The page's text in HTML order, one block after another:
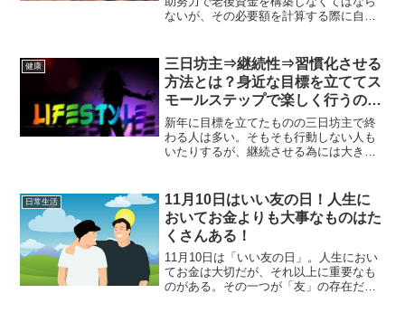
ないが、その必要額を計算する際に自分
るのが、寿命や余命を診断してくれるサ
イト/アプリである。
健康
三日坊主⇒継続性⇒習慣化させる
方法とは？身近な目標を立ててス
モールステップで楽しく行うのが
良いのでは？
新年に目標を立てたものの三日坊主で終
わる人は多い。そもそも行動しない人も
いたりするが、継続させる為には大きな
うした行動が習慣化となり難なく継続で
きるようになると思う。
日常生活
11月10日はいい友の日！人生に
おいてお金よりも大事なものはた
くさんある！
11月10日は「いい友の日」。人生におい
てお金は大切だが、それ以上に重要なも
のがある。その一つが「友」の存在だ！